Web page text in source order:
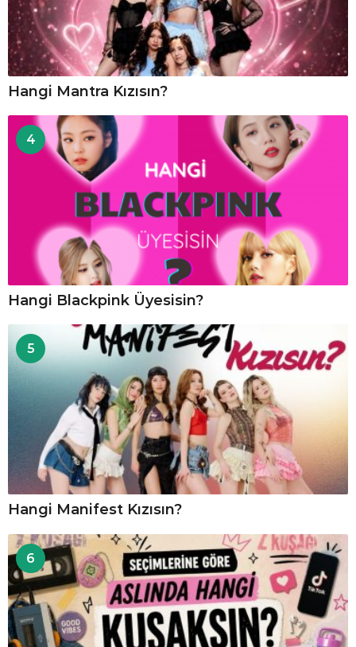
Hangi Mantra Kızısın?
4
Hangi Blackpink Üyesisin?
5
Hangi Manifest Kızısın?
6